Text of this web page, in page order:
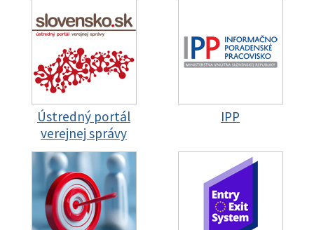
Ústredný portál
verejnej správy
IPP